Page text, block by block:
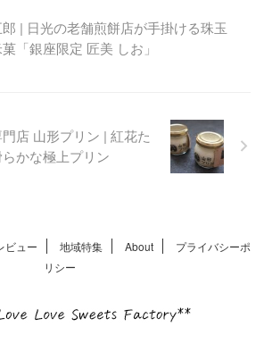
わっ
館を併
で
た名
| 日光の老舗煎餅店が手掛ける珠玉
「銀座限定 匠美 しお」
店 山形プリン | 紅花た
かな極上プリン
ビュー 地域特集 About
プライバシーポ
リシー